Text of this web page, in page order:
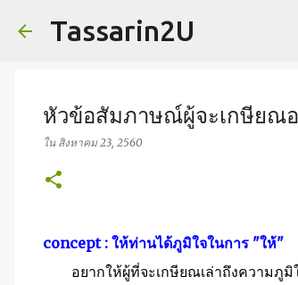
Tassarin2U
หัวข้อสัมภาษณ์ผู้จะเกษียณ
ใน สิงหาคม 23, 2560
concept : ให้ท่านได้ภูมิใจในการ "ให้"
อยากให้ผู้ที่จะเกษียณเล่าถึงความภูมิใ